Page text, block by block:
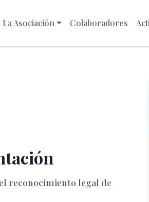
La Asociación Colaboradores
reconocimiento legal de